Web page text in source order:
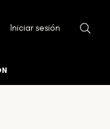
Iniciar sesión